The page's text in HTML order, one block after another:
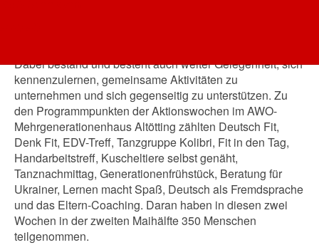
Dabei bestand und besteht auch weiter Gelegenheit, sich
kennenzulernen, gemeinsame Aktivitäten zu
unternehmen und sich gegenseitig zu unterstützen. Zu
den Programmpunkten der Aktionswochen im AWO-
Mehrgenerationenhaus Altötting zählten Deutsch Fit,
Denk Fit, EDV-Treff, Tanzgruppe Kolibri, Fit in den Tag,
Handarbeitstreff, Kuscheltiere selbst genäht,
Tanznachmittag, Generationenfrühstück, Beratung für
Ukrainer, Lernen macht Spaß, Deutsch als Fremdsprache
und das Eltern-Coaching. Daran haben in diesen zwei
Wochen in der zweiten Maihälfte 350 Menschen
teilgenommen.